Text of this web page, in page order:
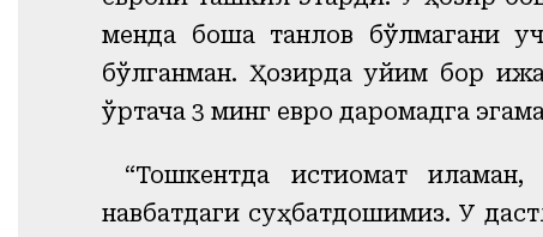
менда бошқа танлов бўлмагани
бўлганман. Ҳозирда уйим бор
ўртача 3 минг евро даромадга
“Тошкентда истиқомат
навбатдаги суҳбатдошимиз. У